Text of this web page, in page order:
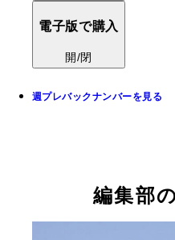
電子版で購入
開/閉
週プレバックナンバーを見る
編集部